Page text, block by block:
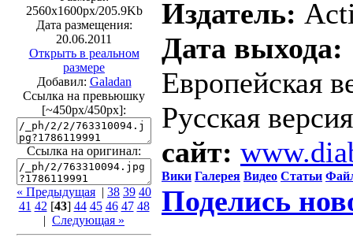
2560x1600px/205.9Kb
Дата размещения:
20.06.2011
Открыть в реальном
размере
Добавил: Galadan
Ссылка на превьюшку
[~450px/450px]:
Ссылка на оригинал:
« Предыдущая | 38 39 40
41 42 [43] 44 45 46 47 48
| Следующая »
Издатель:
Дата выхода:
Европейская
Русская
сайт:
Вики Галерея Видео Статьи
Поделись